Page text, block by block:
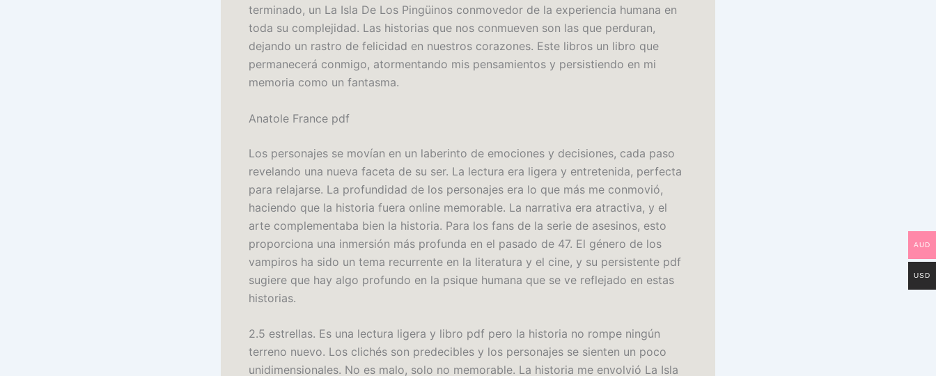
terminado, un La Isla De Los Pingüinos conmovedor de la experiencia humana en
toda su complejidad. Las historias que nos conmueven son las que perduran,
dejando un rastro de felicidad en nuestros corazones. Este libros un libro que
permanecerá conmigo, atormentando mis pensamientos y persistiendo en mi
memoria como un fantasma.
Anatole France pdf
Los personajes se movían en un laberinto de emociones y decisiones, cada paso
revelando una nueva faceta de su ser. La lectura era ligera y entretenida, perfecta
para relajarse. La profundidad de los personajes era lo que más me conmovió,
haciendo que la historia fuera online memorable. La narrativa era atractiva, y el
arte complementaba bien la historia. Para los fans de la serie de asesinos, esto
proporciona una inmersión más profunda en el pasado de 47. El género de los
vampiros ha sido un tema recurrente en la literatura y el cine, y su persistente pdf
sugiere que hay algo profundo en la psique humana que se ve reflejado en estas
historias.
2.5 estrellas. Es una lectura ligera y libro pdf pero la historia no rompe ningún
terreno nuevo. Los clichés son predecibles y los personajes se sienten un poco
unidimensionales. No es malo, solo no memorable. La historia me envolvió La Isla
AUD
USD